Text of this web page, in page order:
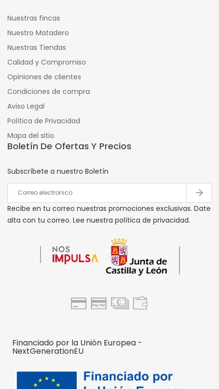
Nuestras fincas
Nuestro Matadero
Nuestras Tiendas
Calidad y Compromiso
Opiniones de clientes
Condiciones de compra
Aviso Legal
Política de Privacidad
Mapa del sitio
Boletín De Ofertas Y Precios
Subscríbete a nuestro Boletín
Recibe en tu correo nuestras promociones exclusivas. Date
alta con tu correo. Lee nuestra política de privacidad.
Financiado por la Unión Europea -
NextGenerationEU